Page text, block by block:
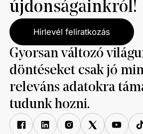
újdonságainkról!
Hírlevél feliratkozás
Gyorsan változó
döntéseket csak jó
releváns adatokra
tudunk hozni.